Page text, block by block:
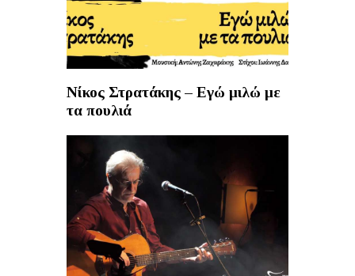
Νίκος Στρατάκης – Εγώ μιλώ με
τα πουλιά